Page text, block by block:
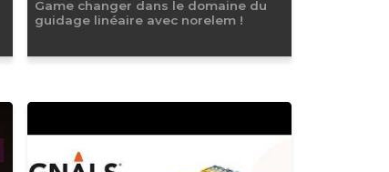
Game changer dans le domaine du
guidage linéaire avec norelem !